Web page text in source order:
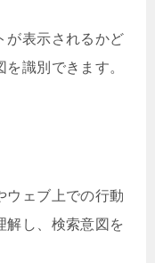
が表示されるかど
識別できます。
ウェブ上での行動
解し、検索意図を